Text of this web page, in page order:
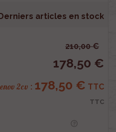
articles en stock
210,00 €
178,50 €
2cv : 178,50 € TTC
TTC